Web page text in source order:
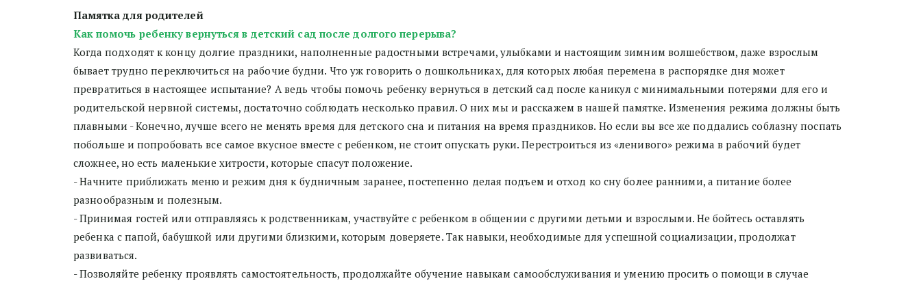
Памятка для родителей
Как помочь ребенку вернуться в детский сад после долгого перерыва?
Когда подходят к концу долгие праздники, наполненные радостными встречами, улыбками и настоящим зимним волшебством, даже взрослым
бывает трудно переключиться на рабочие будни. Что уж говорить о дошкольниках, для которых любая перемена в распорядке дня может
превратиться в настоящее испытание? А ведь чтобы помочь ребенку вернуться в детский сад после каникул с минимальными потерями для его и
родительской нервной системы, достаточно соблюдать несколько правил. О них мы и расскажем в нашей памятке. Изменения режима должны быть
плавными - Конечно, лучше всего не менять время для детского сна и питания на время праздников. Но если вы все же поддались соблазну поспать
побольше и попробовать все самое вкусное вместе с ребенком, не стоит опускать руки. Перестроиться из «ленивого» режима в рабочий будет
сложнее, но есть маленькие хитрости, которые спасут положение.
- Начните приближать меню и режим дня к будничным заранее, постепенно делая подъем и отход ко сну более ранними, а питание более
разнообразным и полезным.
- Принимая гостей или отправляясь к родственникам, участвуйте с ребенком в общении с другими детьми и взрослыми. Не бойтесь оставлять
ребенка с папой, бабушкой или другими близкими, которым доверяете. Так навыки, необходимые для успешной социализации, продолжат
развиваться.
- Позволяйте ребенку проявлять самостоятельность, продолжайте обучение навыкам самообслуживания и умению просить о помощи в случае